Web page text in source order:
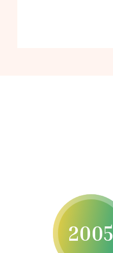
2005